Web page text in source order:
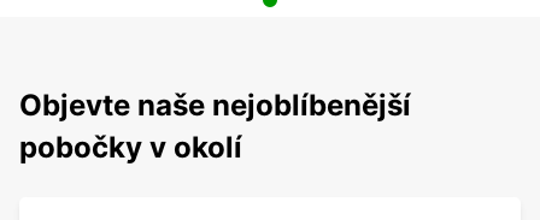
Objevte naše nejoblíbenější
pobočky v okolí